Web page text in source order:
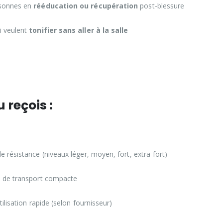
en rééducation ou récupération post-blessure
veulent tonifier sans aller à la salle
reçois :
résistance (niveaux léger, moyen, fort, extra-fort)
de transport compacte
rapide (selon fournisseur)